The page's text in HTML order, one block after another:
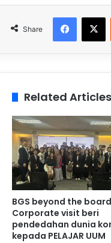
Share
Related Articles
BGS beyond the
Corporate visit beri
pendedahan dunia
kepada PELAJAR UUM